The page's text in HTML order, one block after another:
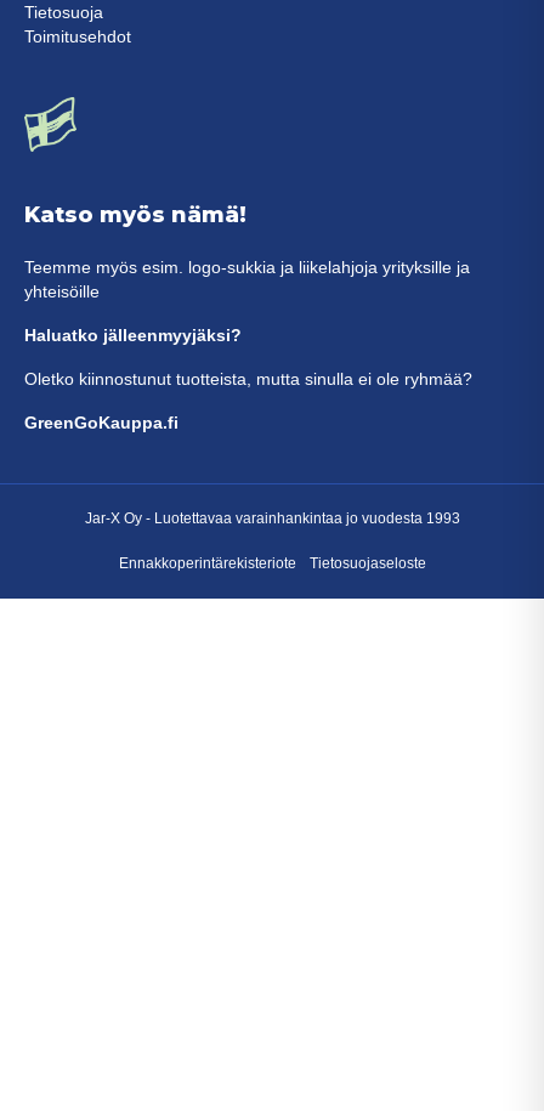
Tietosuoja
Toimitusehdot
Katso myös nämä!
Teemme myös esim. logo-sukkia ja liikelahjoja yrityksille ja
yhteisöille
Haluatko jälleenmyyjäksi?
Oletko kiinnostunut tuotteista, mutta sinulla ei ole ryhmää?
GreenGoKauppa.fi
Jar-X Oy - Luotettavaa varainhankintaajo vuodesta 1993
Ennakkoperintärekisteriote Tietosuojaseloste